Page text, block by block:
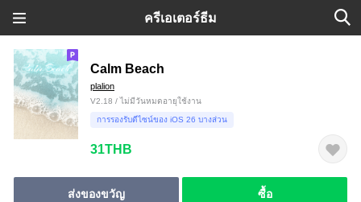
ครีเอเตอร์ธีม
Calm Beach
plalion
V2.18 / ไม่มีวันหมดอายุใช้งาน
การรองรับดีไซน์ของ iOS 26 บางส่วน
31THB
ส่งของขวัญ ซื้อ